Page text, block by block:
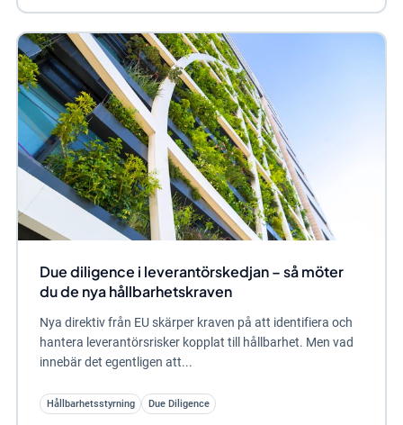
Due diligence i leverantörskedjan – så möter
du de nya hållbarhetskraven
Nya direktiv från EU skärper kraven på att identifiera och
hantera leverantörsrisker kopplat till hållbarhet. Men vad
innebär det egentligen att...
Hållbarhetsstyrning Due Diligence